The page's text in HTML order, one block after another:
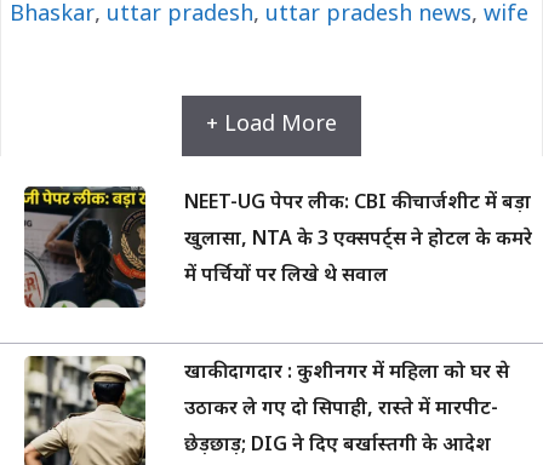
Bhaskar, uttar pradesh, uttar pradesh news, wife
+ Load More
NEET-UG पेपर लीक: CBI की चार्जशीट में बड़ा
खुलासा, NTA के 3 एक्सपर्ट्स ने होटल के कमरे
में पर्चियों पर लिखे थे सवाल
खाकी दागदार : कुशीनगर में महिला को घर से
उठाकर ले गए दो सिपाही, रास्ते में मारपीट-
छेड़छाड़; DIG ने दिए बर्खास्तगी के आदेश